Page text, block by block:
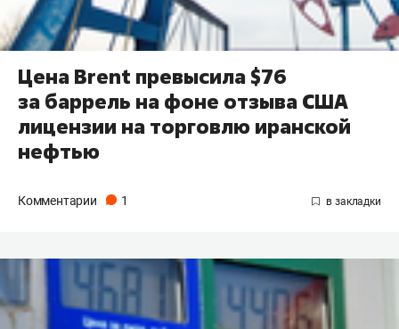
Цена Brent превысила $76
за баррель на фоне отзыва США
лицензии на торговлю иранской
нефтью
Комментарии 1